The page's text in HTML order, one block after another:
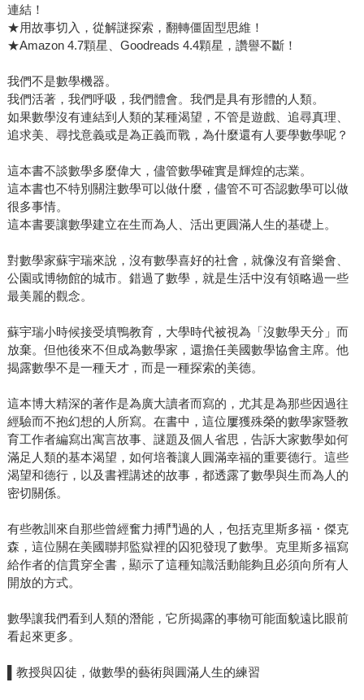
連結！
★用故事切入，從解謎探索，翻轉僵固型思維！
★Amazon 4.7顆星、Goodreads 4.4顆星，讚譽不斷！
我們不是數學機器。
我們活著，我們呼吸，我們體會。我們是具有形體的人類。
如果數學沒有連結到人類的某種渴望，不管是遊戲、追尋真理、
追求美、尋找意義或是為正義而戰，為什麼還有人要學數學呢？
這本書不談數學多麼偉大，儘管數學確實是輝煌的志業。
這本書也不特別關注數學可以做什麼，儘管不可否認數學可以做
很多事情。
這本書要讓數學建立在生而為人、活出更圓滿人生的基礎上。
對數學家蘇宇瑞來說，沒有數學喜好的社會，就像沒有音樂會、
公園或博物館的城市。錯過了數學，就是生活中沒有領略過一些
最美麗的觀念。
蘇宇瑞小時候接受填鴨教育，大學時代被視為「沒數學天分」而
放棄。但他後來不但成為數學家，還擔任美國數學協會主席。他
揭露數學不是一種天才，而是一種探索的美德。
這本博大精深的著作是為廣大讀者而寫的，尤其是為那些因過往
經驗而不抱幻想的人所寫。在書中，這位屢獲殊榮的數學家暨教
育工作者編寫出寓言故事、謎題及個人省思，告訴大家數學如何
滿足人類的基本渴望，如何培養讓人圓滿幸福的重要德行。這些
渴望和德行，以及書裡講述的故事，都透露了數學與生而為人的
密切關係。
有些教訓來自那些曾經奮力搏鬥過的人，包括克里斯多福・傑克
森，這位關在美國聯邦監獄裡的囚犯發現了數學。克里斯多福寫
給作者的信貫穿全書，顯示了這種知識活動能夠且必須向所有人
開放的方式。
數學讓我們看到人類的潛能，它所揭露的事物可能面貌遠比眼前
看起來更多。
▌教授與囚徒，做數學的藝術與圓滿人生的練習